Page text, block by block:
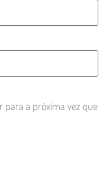
para a próxima vez que